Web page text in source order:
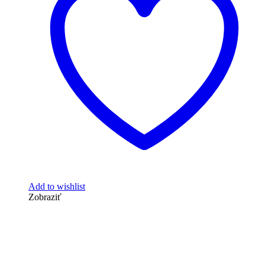
Add to wishlist
Zobraziť